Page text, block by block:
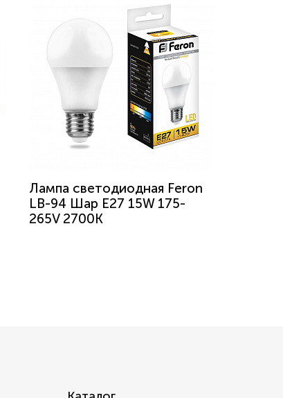
Лампа светодиодная Feron
LB-94 Шар E27 15W 175-
265V 2700K